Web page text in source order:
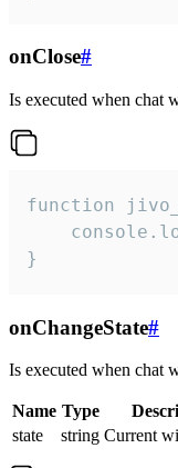
onClose#
Is executed when chat
function
}
onChangeState#
Is executed when chat
Name Type
state
string Current